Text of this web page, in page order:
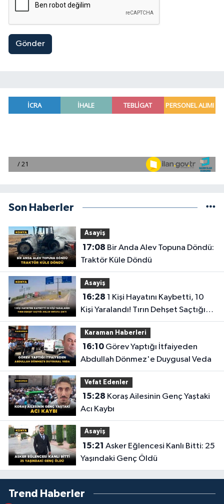
Gönder
Son Haberler
Asayiş
17:08
Traktör Küle Döndü
Asayiş
16:28
Kişi Yaralandı! Tırın Dehşet Saçtığı
Anlar Ortaya Çıktı
Karaman Haberleri
16:10Görev Yaptığı İtfaiyeden
Abdullah Dönmez'e Duygusal Veda
Vefat Edenler
15:28
Acı Kaybı
Asayiş
15:21
Yaşındaki Genç Öldü
Trend Haberler